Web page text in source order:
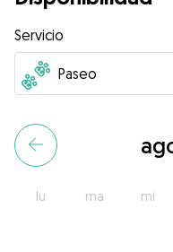
Servicio
lu ma mi